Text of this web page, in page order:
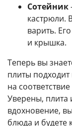
Сотейник
кастрюли.
варить.
и крышка.
Теперь вы
плиты
на
Уверены, плита
вдохновение,
блюда и будете